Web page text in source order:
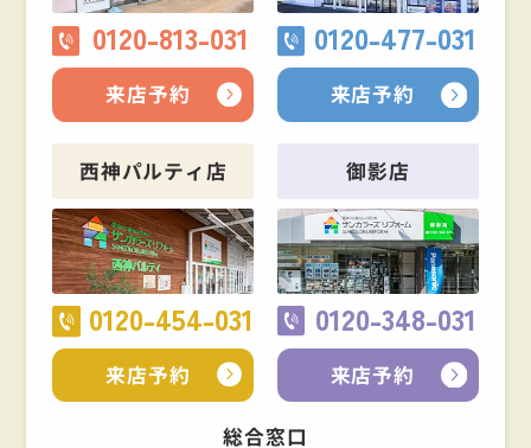
0120-813-031
来店予約
0120-477-031
来店予約
西神パルティ店
0120-454-031
来店予約
御影店
0120-348-031
来店予約
総合窓口